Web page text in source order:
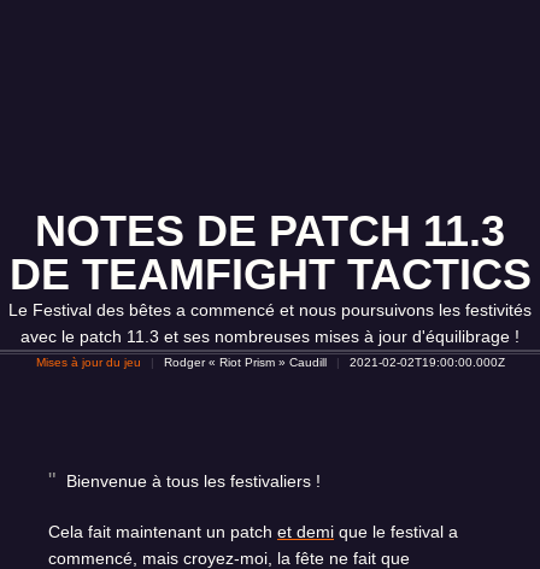
NOTES DE PATCH 11.3
DE TEAMFIGHT TACTICS
Le Festival des bêtes a commencé et nous poursuivons les festivités
avec le patch 11.3 et ses nombreuses mises à jour d'équilibrage !
Mises à jour du jeu Rodger « Riot Prism » Caudill 2021-02-02T19:00:00.000Z
Bienvenue à tous les festivaliers !
Cela fait maintenant un patch et demi que le festival a
commencé, mais croyez-moi, la fête ne fait que